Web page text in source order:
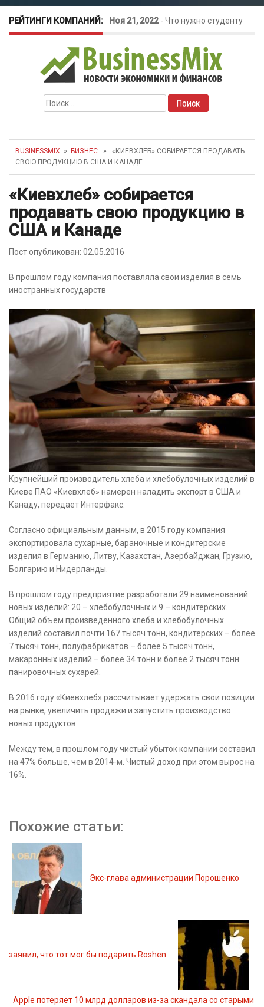
РЕЙТИНГИ КОМПАНИЙ: Ноя 21, 2022- Что нужно студенту
для открытия бизнеса?
Окт 26, 2022-Телефония для
amoCRM: лучшие инструменты для
бизнеса
Май 16, 2022
как защитить свой бизнес?
Найти:
BUSINESSMIX » БИЗНЕС » «КИЕВХЛЕБ» СОБИРАЕТСЯ ПРОДАВАТЬ
СВОЮ ПРОДУКЦИЮ В США И КАНАДЕ
«Киевхлеб» собирается
продавать свою продукцию в
США и Канаде
Пост опубликован: 02.05.2016
В прошлом году компания поставляла свои изделия в семь
иностранных государств
Крупнейший производитель хлеба и хлебобулочных изделий в
Киеве ПАО «Киевхлеб» намерен наладить экспорт в США и
Канаду, передает Интерфакс.
Согласно официальным данным, в 2015 году компания
экспортировала сухарные, бараночные и кондитерские
изделия в Германию, Литву, Казахстан, Азербайджан, Грузию,
Болгарию и Нидерланды.
В прошлом году предприятие разработали 29 наименований
новых изделий: 20 – хлебобулочных и 9 – кондитерских.
Общий объем произведенного хлеба и хлебобулочных
изделий составил почти 167 тысяч тонн, кондитерских – более
7 тысяч тонн, полуфабрикатов – более 5 тысяч тонн,
макаронных изделий – более 34 тонн и более 2 тысяч тонн
панировочных сухарей.
В 2016 году «Киевхлеб» рассчитывает удержать свои позиции
на рынке, увеличить продажи и запустить производство
новых продуктов.
Между тем, в прошлом году чистый убыток компании составил
на 47% больше, чем в 2014-м. Чистый доход при этом вырос на
16%.
Похожие статьи:
Экс-глава администрации Порошенко
заявил, что тот мог бы подарить Roshen
Apple потеряет 10 млрд долларов из-за скандала со старыми